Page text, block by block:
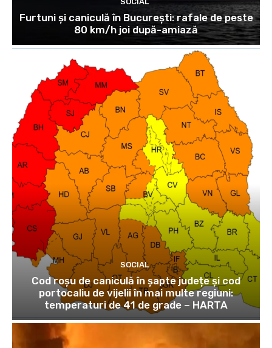
Furtuni și caniculă în București: rafale de peste
80 km/h joi după-amiază
SOCIAL
Cod roșu de caniculă în șapte județe și cod
portocaliu de vijelii în mai multe regiuni:
temperaturi de 41 de grade – HARTA